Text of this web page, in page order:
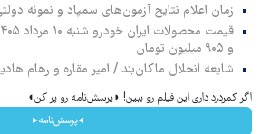
زمان اعلام نتایج آزمون‌های سمپاد و نمونه
و ۹۰۵ میلیون تومان
شایعه انحلال ماکان‌بند / امیر مقاره و رهام
اگر کمردرد داری این فیلم رو ببین! ◗پرسش‌نامه رو پر کن◖
◂پرسش‌نامه▸